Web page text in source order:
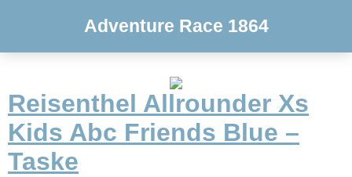
Adventure Race 1864
Reisenthel Allrounder Xs
Kids Abc Friends Blue –
Taske